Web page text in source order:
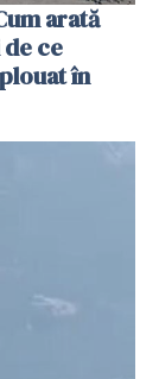
arată
ce
în